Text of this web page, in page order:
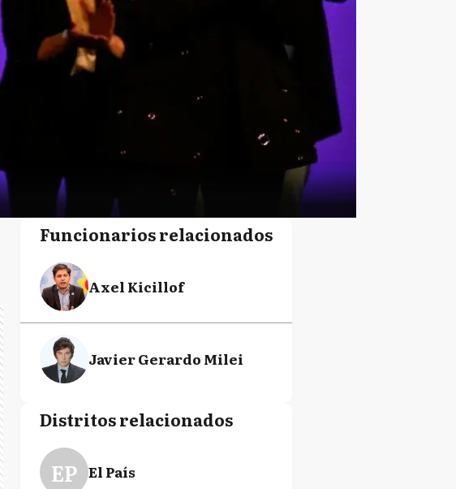
Funcionarios relacionados
Axel Kicillof
Javier Gerardo Milei
Distritos relacionados
EP El País